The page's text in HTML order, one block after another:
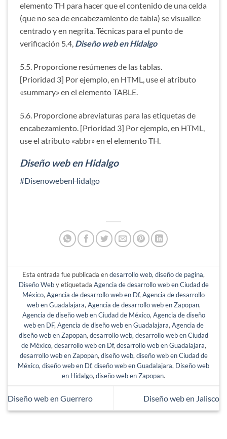
elemento TH para hacer que el contenido de una celda
(que no sea de encabezamiento de tabla) se visualice
centrado y en negrita. Técnicas para el punto de
verificación 5.4, Diseño web en Hidalgo
5.5. Proporcione resúmenes de las tablas.
[Prioridad 3] Por ejemplo, en HTML, use el atributo
«summary» en el elemento TABLE.
5.6. Proporcione abreviaturas para las etiquetas de
encabezamiento. [Prioridad 3] Por ejemplo, en HTML,
use el atributo «abbr» en el elemento TH.
Diseño web en Hidalgo
#DisenowebenHidalgo
Esta entrada fue publicada endesarrollo web, diseño de pagina,
Diseño Weby etiquetada Agencia de desarrollo web en Ciudad de
México, Agencia de desarrollo web en Df, Agencia de desarrollo
web en Guadalajara, Agencia de desarrollo web en Zapopan,
Agencia de diseño web en Ciudad de México, Agencia de diseño
web en DF, Agencia de diseño web en Guadalajara, Agencia de
diseño web en Zapopan, desarrollo web, desarrollo web en Ciudad
de México, desarrollo web en Df, desarrollo web en Guadalajara,
desarrollo web en Zapopan, diseño web, diseño web en Ciudad de
México, diseño web en Df, diseño web en Guadalajara, Diseño web
en Hidalgo, diseño web en Zapopan.
Diseño web en Guerrero Diseño web en Jalisco